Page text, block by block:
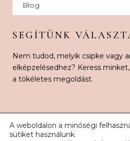
Blog
SEGÍTÜNK
Nem tudod, melyik csipke vagy
elképzelésedhez? Keress
a tökéletes megoldást.
A weboldalon a minőségi
sütiket használunk.